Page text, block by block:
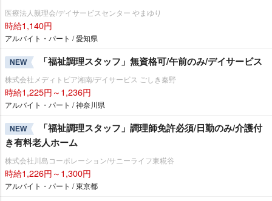
医療法人親理会/デイサービスセンター やまゆり
時給1,140円
アルバイト・パート / 愛知県
NEW 「福祉調理スタッフ」無資格可/午前のみ/デイサービス
株式会社メディトピア湘南/デイサービス ごしき秦野
時給1,225円～1,236円
アルバイト・パート / 神奈川県
NEW
「福祉調理スタッフ」調理師免許必須/日勤のみ/介護付
き有料老人ホーム
株式会社川島コーポレーション/サニーライフ東糀谷
時給1,226円～1,300円
アルバイト・パート / 東京都